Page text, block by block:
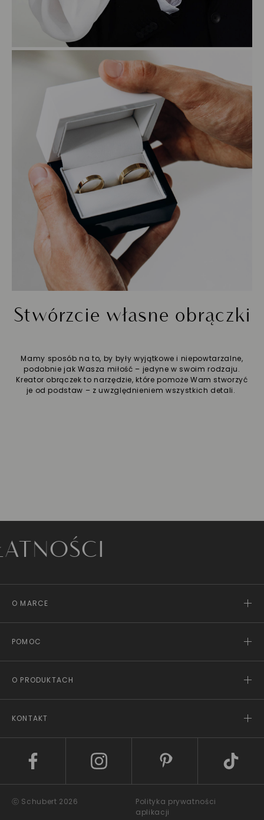
Stwórzcie własne obrączki
Mamy sposób na to, by były wyjątkowe i niepowtarzalne,
podobnie jak Wasza miłość – jedyne w swoim rodzaju.
Kreator obrączek to narzędzie, które pomoże Wam stworzyć
je od podstaw – z uwzględnieniem wszystkich detali.
O MARCE
POMOC
O PRODUKTACH
KONTAKT
ⓒ Schubert 2026
Polityka prywatności
aplikacji